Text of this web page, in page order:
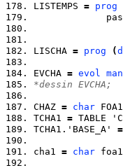
LISTEMPS = prog
LISCHA = prog (
EVCHA = evol
*dessin EVCHA;
CHAZ = char
TCHA1 = TABLE
TCHA1.'BASE_A' =
cha1 = char